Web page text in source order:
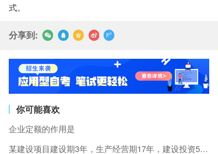
式。
分享到:
你可能喜欢
企业定额的作用是
某建设项目建设期3年，生产经营期17年，建设投资5500万元